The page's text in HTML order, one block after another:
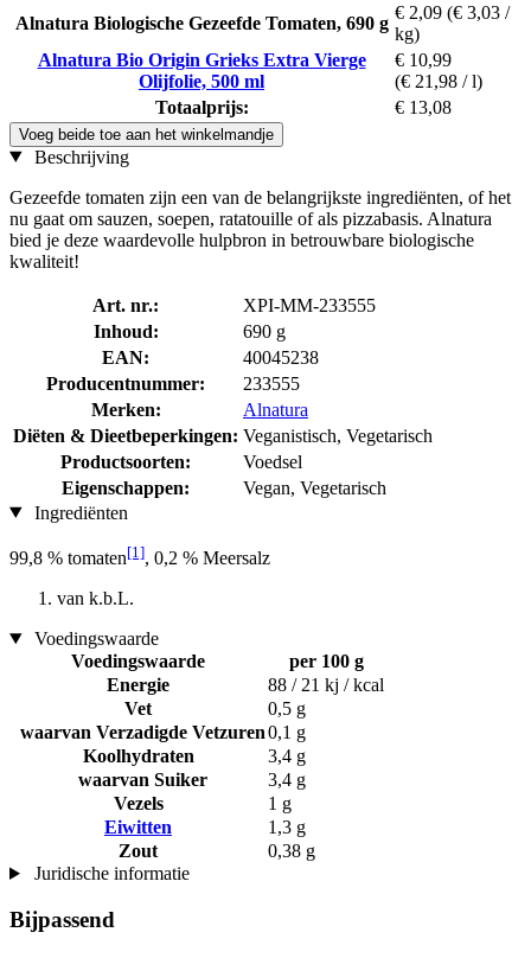
Alnatura Biologische Gezeefde Tomaten, 690 g
€ 2,09 (€ 3,03 /
kg)
Alnatura Bio Origin Grieks Extra Vierge
Olijfolie, 500 ml
€ 10,99
(€ 21,98 / l)
Totaalprijs:
€ 13,08
Voeg beide toe aan het winkelmandje
Beschrijving
Gezeefde tomaten zijn een van de belangrijkste ingrediënten, of het
nu gaat om sauzen, soepen, ratatouille of als pizzabasis. Alnatura
bied je deze waardevolle hulpbron in betrouwbare biologische
kwaliteit!
Art. nr.:
XPI-MM-233555
Inhoud:
690 g
EAN:
40045238
Producentnummer:
233555
Merken:
Alnatura
Diëten & Dieetbeperkingen: Veganistisch, Vegetarisch
Productsoorten:
Voedsel
Eigenschappen:
Vegan, Vegetarisch
Ingrediënten
99,8 % tomaten[1], 0,2 % Meersalz
van k.b.L.
Voedingswaarde
Voedingswaarde
per 100 g
Energie
88 / 21 kj / kcal
Vet
0,5 g
waarvan Verzadigde Vetzuren0,1 g
Koolhydraten
3,4 g
waarvan Suiker
3,4 g
Vezels
1 g
Eiwitten
1,3 g
Zout
0,38 g
Juridische informatie
Bijpassend